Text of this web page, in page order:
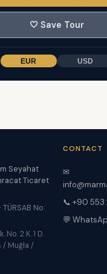
🤍 Save Tour
EUR USD
Seyahat
Ticaret
No:
No. 2 K. 1 D.
/ Muğla /
CONTACT
✉
📞 +90 553
💬